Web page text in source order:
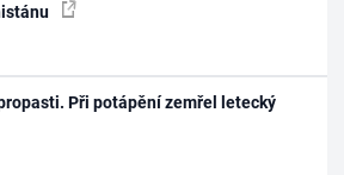
Při potápění zemřel letecký